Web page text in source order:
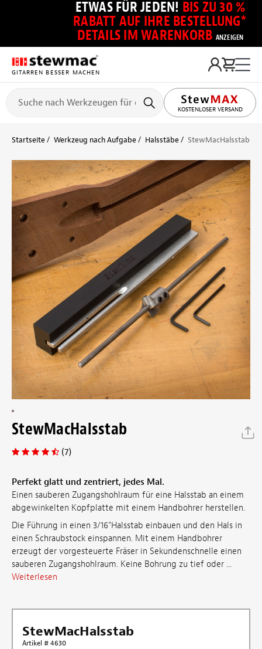
ETWAS FÜR JEDEN! BIS ZU 30 %
RABATT AUF IHRE BESTELLUNG*
DETAILS IM WARENKORB ANZEIGEN
GITARREN BESSER MACHEN
KOSTENLOSER VERSAND
Startseite Werkzeug nach Aufgabe Halsstäbe StewMacHalsstab
StewMacHalsstab
(7)
Perfekt glatt und zentriert, jedes Mal.
Einen sauberen Zugangshohlraum für eine Halsstab an einem
abgewinkelten Kopfplatte mit einem Handbohrer herstellen.
Die Führung in einen 3/16"Halsstab einbauen und den Hals in
einen Schraubstock einspannen. Mit einem Handbohrer
erzeugt der vorgesteuerte Fräser in Sekundenschnelle einen
sauberen Zugangshohlraum. Keine Bohrung zu tief oder ...
Weiterlesen
StewMacHalsstab
Artikel # 4630